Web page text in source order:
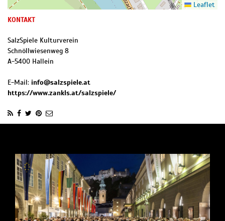
Leaflet
KONTAKT
SalzSpiele Kulturverein
Schnöllwiesenweg 8
A-5400 Hallein
E-Mail: info@salzspiele.at
https://www.zankls.at/salzspiele/